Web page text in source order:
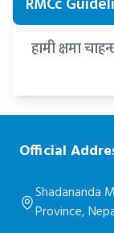
हामी क्षमा
Official
Shadananda
Province,